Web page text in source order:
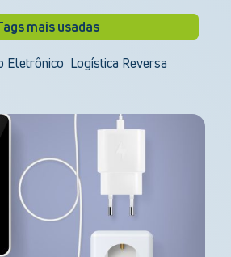
mais usadas
Eletrônico Logística Reversa